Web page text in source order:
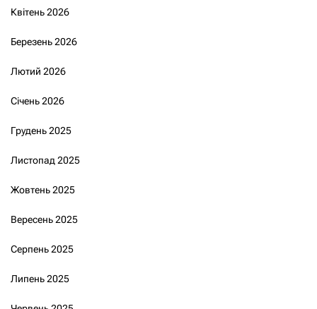
Квітень 2026
Березень 2026
Лютий 2026
Січень 2026
Грудень 2025
Листопад 2025
Жовтень 2025
Вересень 2025
Серпень 2025
Липень 2025